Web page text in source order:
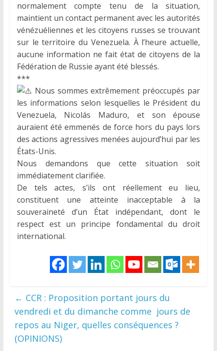
normalement compte tenu de la situation,
maintient un contact permanent avec les autorités
vénézuéliennes et les citoyens russes se trouvant
sur le territoire du Venezuela. À l’heure actuelle,
aucune information ne fait état de citoyens de la
Fédération de Russie ayant été blessés.
***
Nous sommes extrêmement préoccupés par
les informations selon lesquelles le Président du
Venezuela, Nicolás Maduro, et son épouse
auraient été emmenés de force hors du pays lors
des actions agressives menées aujourd’hui par les
États-Unis.
Nous demandons que cette situation soit
immédiatement clarifiée.
De tels actes, s’ils ont réellement eu lieu,
constituent une atteinte inacceptable à la
souveraineté d’un État indépendant, dont le
respect est un principe fondamental du droit
international.
← CCR : Proposition portant jours du
vendredi et du dimanche comme jours de
repos au Niger, quelles conséquences ?
(OPINIONS)